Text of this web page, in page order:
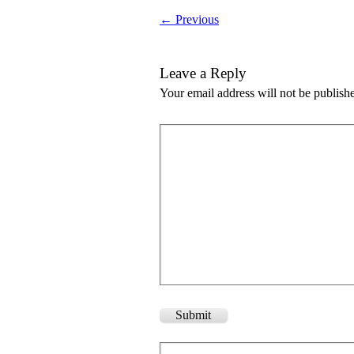
← Previous
Leave a Reply
Your email address will not be
Submit